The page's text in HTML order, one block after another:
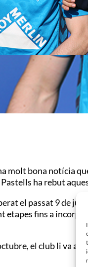
molt bona notícia
ha rebut
el passat 9 de
etapes fins a
el club li va